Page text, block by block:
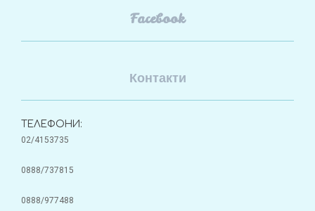
Facebook
Контакти
ТЕЛЕФОНИ:
02/4153735
0888/737815
0888/977488